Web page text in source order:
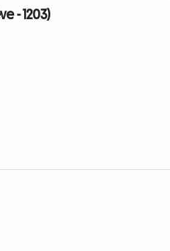
- 1203)